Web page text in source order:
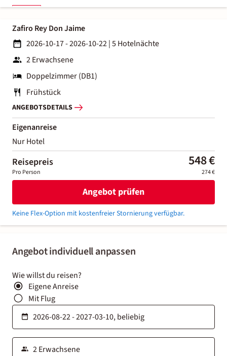
Angebot individuell anpassen
Wie willst du reisen?
Eigene Anreise
Mit Flug
Zafiro Rey Don Jaime
2026-10-17 - 2026-10-22|5 Hotelnächte
2 Erwachsene
Doppelzimmer (DB1)
Frühstück
ANGEBOTSDETAILS
Eigenanreise
Nur Hotel
Reisepreis 548 €
Pro Person 274 €
Angebot prüfen
Keine Flex-Option mit kostenfreier Stornierung verfügbar.